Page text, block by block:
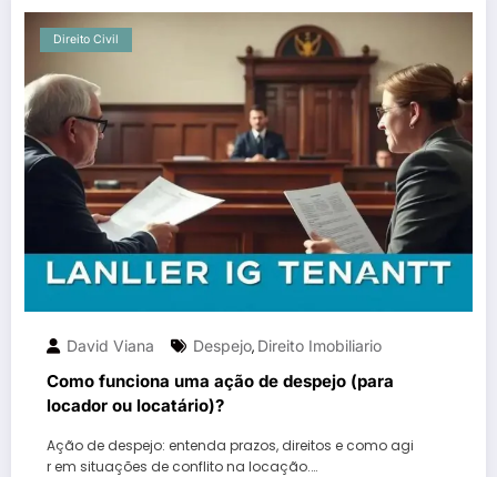
Direito Civil
David Viana Despejo, Direito Imobiliario
Como funciona uma ação de despejo (para
locador ou locatário)?
Ação de despejo: entenda prazos, direitos e como agi
r em situações de conflito na locação.…